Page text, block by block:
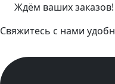
Ждём ваших заказов!
Свяжитесь с нами